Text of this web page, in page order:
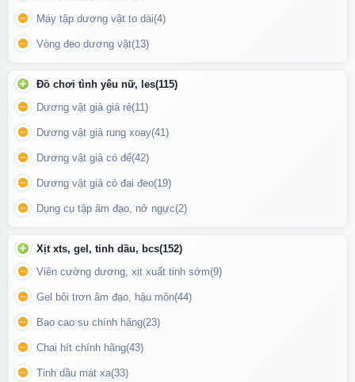
Búp bê bán thân phân nữa người trọng lượng nhẹ có thể hít trên
Máy tập dương vật to dài(4)
Vòng đeo dương vật(13)
Đồ chơi tình yêu nữ, les(115)
Dương vật giả giá rẻ(11)
Dương vật giả rung xoay(41)
Dương vật giả có đế(42)
Dương vật giả có đai đeo(19)
Dụng cụ tập âm đạo, nở ngực(2)
Xịt xts, gel, tinh dầu, bcs(152)
Viên cường dương, xịt xuất tinh sớm(9)
Gel bôi trơn âm đạo, hậu môn(44)
Bao cao su chính hãng(23)
Chai hít chính hãng(43)
Tinh dầu mát xa(33)